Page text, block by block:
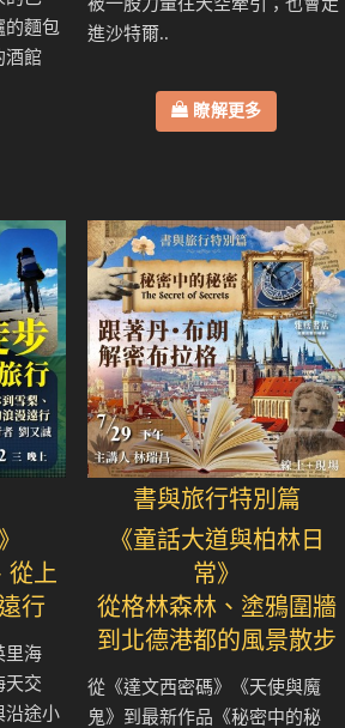
的麵包
酒館
進沙特爾..
瞭解更多
從上
行
里海
天交
沿途小
書與旅行特別篇
《童話大道與柏林日
常》
從格林森林、塗鴉圍牆
到北德港都的風景散步
從《達文西密碼》《天使與魔
鬼》到最新作品《秘密中的秘